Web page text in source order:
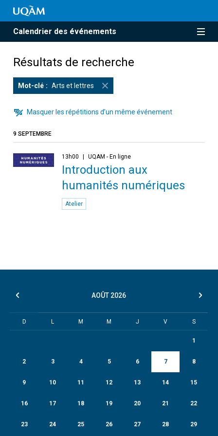
Calendrier des événements
Résultats de recherche
Mot-clé Arts et lettres
Masquer les répétitions d’un même événement
9 SEPTEMBRE
13h00 UQAM - En ligne
Introduction aux
humanités numériques
Atelier
AOÛT 2026
D L M M J V S
1
2 3 4 5 6 7 8
9 10 11 12 13 14 15
16 17 18 19 20 21 22
23 24 25 26 27 28 29